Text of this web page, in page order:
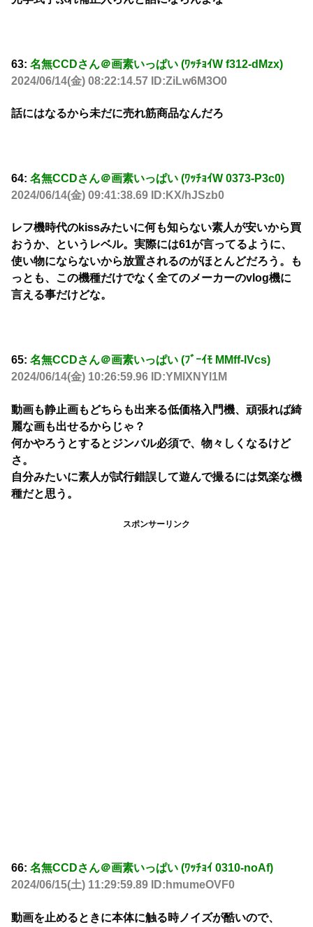
63: 名無CCDさん＠画素いっぱい (ﾜｯﾁｮｲW f312-dMzx)
2024/06/14(金) 08:22:14.57 ID:ZiLw6M3O0
話にはなるから未だに売れ筋商品なんだろ
64: 名無CCDさん＠画素いっぱい (ﾜｯﾁｮｲW 0373-P3c0)
2024/06/14(金) 09:41:38.69 ID:KX/hJSzb0
レフ機時代のkissみたいに何も知らない素人が安いから買
おうか、というレベル。実際には61が言ってるように、
使い物にならないから放置されるのがほとんどだろう。も
っとも、この機種だけでなく全てのメーカーのvlog機に
言える事だけどな。
65: 名無CCDさん＠画素いっぱい (ﾌﾞｰｲﾓ MMff-lVcs)
2024/06/14(金) 10:26:59.96 ID:YMlXNYl1M
動画も静止画もどちらも出来る低価格入門機、頑張れば綺
麗な画も出せるからじゃ？
何かやろうとするとジンバル必須で、物々しくなるけど
さ。
自分みたいに素人が試行錯誤して遊んで撮るには気楽な機
種だと思う。
スポンサーリンク
66: 名無CCDさん＠画素いっぱい (ﾜｯﾁｮｲ 0310-noAf)
2024/06/15(土) 11:29:59.89 ID:hmumeOVF0
動画を止めるときに本体に触る時ノイズが酷いので、